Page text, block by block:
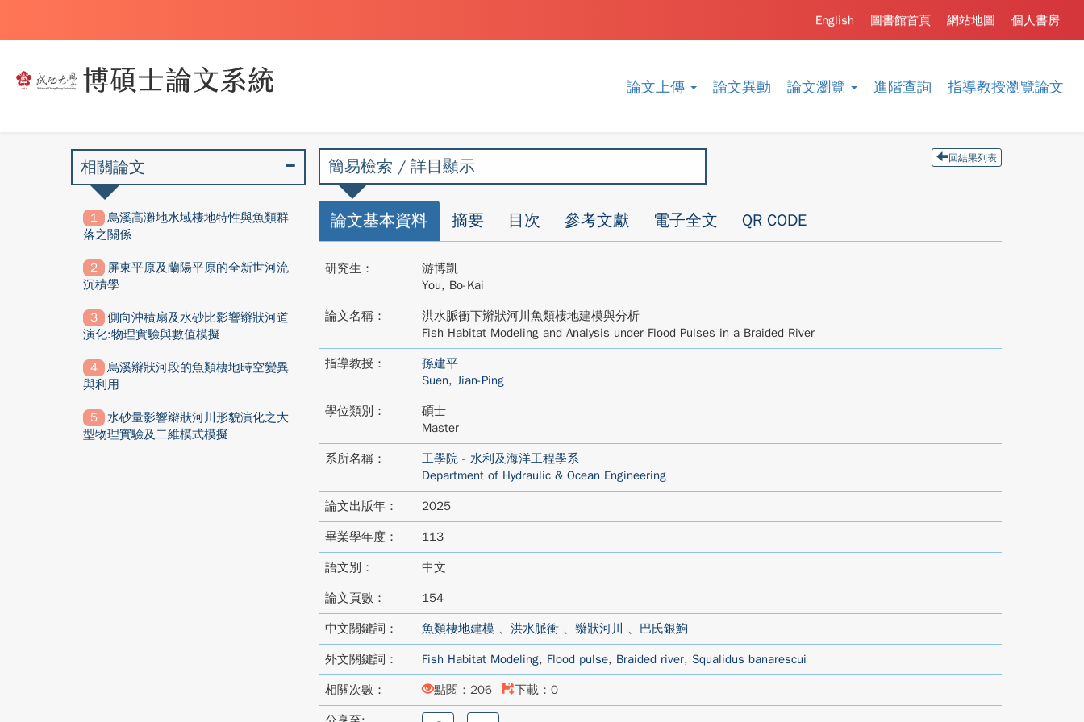
論文上傳 論文異動 論文瀏覽 進階查詢 指導教授瀏覽論文
個人書房
網站地圖
圖書館首頁
English
簡易檢索 / 詳目顯示 回結果列表
論文基本資料 摘要 目次 參考文獻 電子全文 QR CODE
研究生：
游博凱
You, Bo-Kai
論文名稱：
洪水脈衝下辮狀河川魚類棲地建模與分析
Fish Habitat Modeling and Analysis under Flood Pulses in a Braided River
指導教授：
孫建平
Suen, Jian-Ping
學位類別：
碩士
Master
系所名稱：
工學院 - 水利及海洋工程學系
Department of Hydraulic & Ocean Engineering
論文出版年： 2025
畢業學年度： 113
語文別： 中文
論文頁數： 154
中文關鍵詞： 魚類棲地建模 、 洪水脈衝、 辮狀河川 、 巴氏銀鮈
外文關鍵詞： Fish Habitat Modeling, Flood pulse, Braided river, Squalidus banarescui
相關次數： 點閱：206 下載：0
相關論文
烏溪高灘地水域棲地特性與魚類群
落之關係
屏東平原及蘭陽平原的全新世河流
沉積學
側向沖積扇及水砂比影響辮狀河道
演化:物理實驗與數值模擬
烏溪辮狀河段的魚類棲地時空變異
與利用
水砂量影響辮狀河川形貌演化之大
型物理實驗及二維模式模擬